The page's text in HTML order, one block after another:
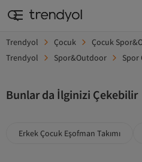
Trendyol Çocuk Çocuk
Trendyol
Spor&Outdoor Spor
Bunlar da İlginizi Çekebilir
Erkek Çocuk Eşofman Takımı